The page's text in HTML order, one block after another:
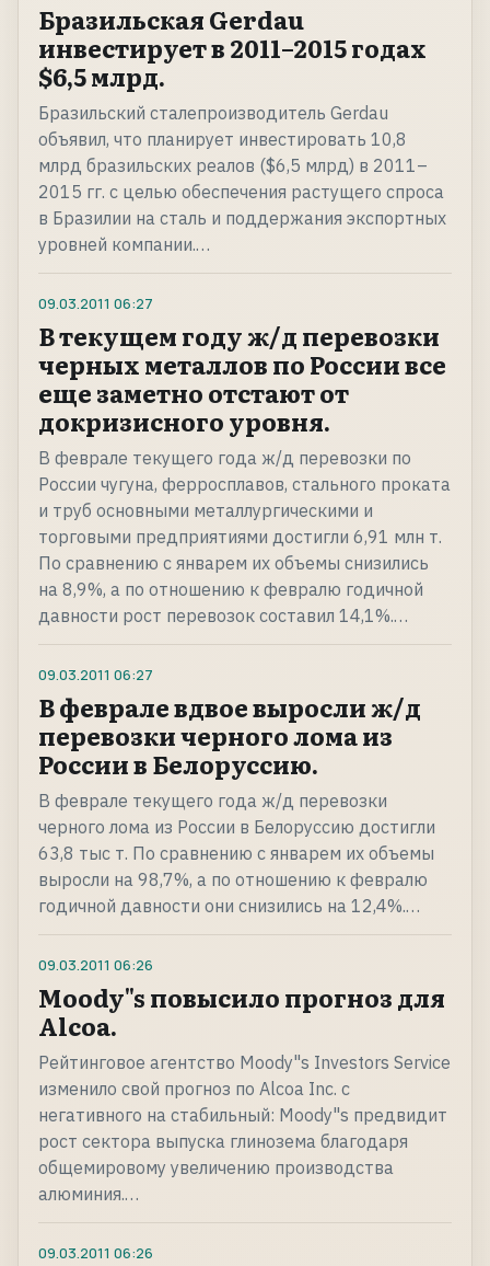
Бразильская Gerdau
инвестирует в 2011–2015 годах
$6,5 млрд.
Бразильский сталепроизводитель Gerdau
объявил, что планирует инвестировать 10,8
млрд бразильских реалов ($6,5 млрд) в 2011–
2015 гг. с целью обеспечения растущего спроса
в Бразилии на сталь и поддержания экспортных
уровней компании.…
09.03.2011 06:27
В текущем году ж/д перевозки
черных металлов по России все
еще заметно отстают от
докризисного уровня.
В феврале текущего года ж/д перевозки по
России чугуна, ферросплавов, стального проката
и труб основными металлургическими и
торговыми предприятиями достигли 6,91 млн т.
По сравнению с январем их объемы снизились
на 8,9%, а по отношению к февралю годичной
давности рост перевозок составил 14,1%.…
09.03.2011 06:27
В феврале вдвое выросли ж/д
перевозки черного лома из
России в Белоруссию.
В феврале текущего года ж/д перевозки
черного лома из России в Белоруссию достигли
63,8 тыс т. По сравнению с январем их объемы
выросли на 98,7%, а по отношению к февралю
годичной давности они снизились на 12,4%.…
09.03.2011 06:26
Moody"s повысило прогноз для
Alcoa.
Рейтинговое агентство Moody"s Investors Service
изменило свой прогноз по Alcoa Inc. с
негативного на стабильный: Moody"s предвидит
рост сектора выпуска глинозема благодаря
общемировому увеличению производства
алюминия.…
09.03.2011 06:26